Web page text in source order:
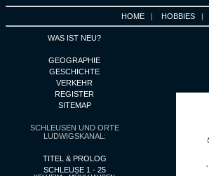
HOME | HOBBIES |
WAS IST NEU?
GEOGRAPHIE
GESCHICHTE
VERKEHR
REGISTER
SITEMAP
SCHLEUSEN UND ORTE
LUDWIGSKANAL:
TITEL & PROLOG
SCHLEUSE 1 - 25